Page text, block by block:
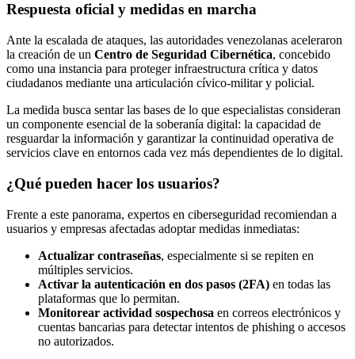
Respuesta oficial y medidas en marcha
Ante la escalada de ataques, las autoridades venezolanas aceleraron
la creación de un Centro de Seguridad Cibernética, concebido
como una instancia para proteger infraestructura crítica y datos
ciudadanos mediante una articulación cívico‑militar y policial.
La medida busca sentar las bases de lo que especialistas consideran
un componente esencial de la soberanía digital: la capacidad de
resguardar la información y garantizar la continuidad operativa de
servicios clave en entornos cada vez más dependientes de lo digital.
¿Qué pueden hacer los usuarios?
Frente a este panorama, expertos en ciberseguridad recomiendan a
usuarios y empresas afectadas adoptar medidas inmediatas:
Actualizar contraseñas, especialmente si se repiten en
múltiples servicios.
Activar la autenticación en dos pasos (2FA) en todas las
plataformas que lo permitan.
Monitorear actividad sospechosa en correos electrónicos y
cuentas bancarias para detectar intentos de phishing o accesos
no autorizados.